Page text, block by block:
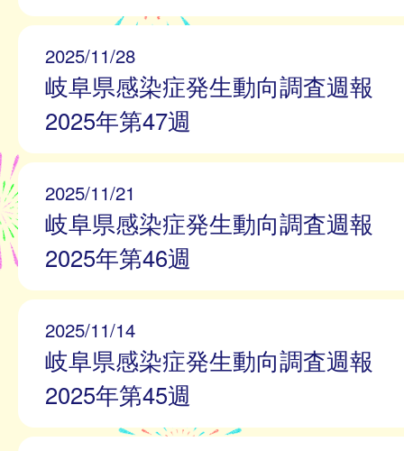
2025/11/28
岐阜県感染症発生動向調査週報
2025年第47週
2025/11/21
岐阜県感染症発生動向調査週報
2025年第46週
2025/11/14
岐阜県感染症発生動向調査週報
2025年第45週